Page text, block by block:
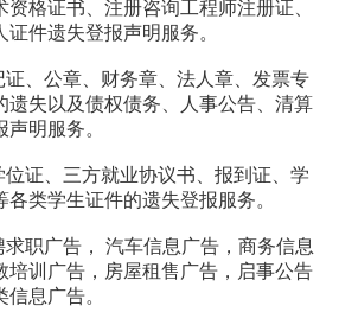
格证书、注册咨询工程师注册证、
件遗失登报声明服务。
证、公章、财务章、法人章、发票专
遗失以及债权债务、人事公告、清算
明服务。
证、三方就业协议书、报到证、学
类学生证件的遗失登报服务。
职广告， 汽车信息广告，商务信息
培训广告，房屋租售广告，启事公告
息广告。